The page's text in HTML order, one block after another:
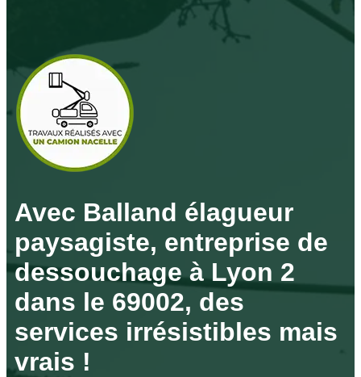
Avec Balland élagueur
paysagiste, entreprise de
dessouchage à Lyon 2
dans le 69002, des
services irrésistibles mais
vrais !